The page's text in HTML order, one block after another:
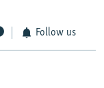
Follow us